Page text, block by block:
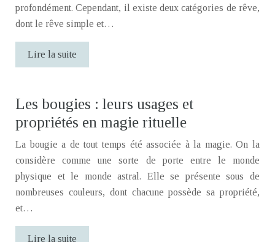
profondément. Cependant, il existe deux catégories de rêve,
dont le rêve simple et…
Lire la suite
Les bougies : leurs usages et
propriétés en magie rituelle
La bougie a de tout temps été associée à la magie. On la
considère comme une sorte de porte entre le monde
physique et le monde astral. Elle se présente sous de
nombreuses couleurs, dont chacune possède sa propriété,
et…
Lire la suite